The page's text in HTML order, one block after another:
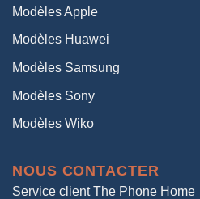
Modèles Apple
Modèles Huawei
Modèles Samsung
Modèles Sony
Modèles Wiko
NOUS CONTACTER
Service client The Phone Home